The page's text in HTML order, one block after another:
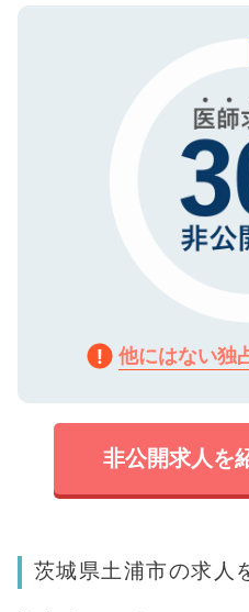
で、機密保持に関
ので、まずはご登
他にはない独
非公開求人を
茨城県土浦市の求人